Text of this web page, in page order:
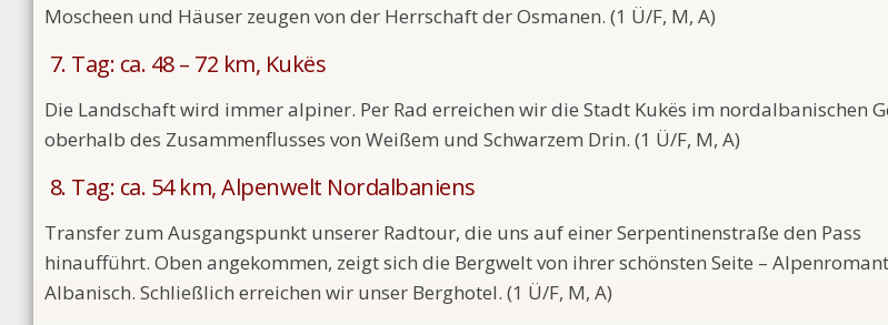
Moscheen und Häuser zeugen von der Herrschaft der Osmanen. (1 Ü/F, M, A)
7. Tag: ca. 48 – 72 km, Kukës
Die Landschaft wird immer alpiner. Per Rad erreichen wir die Stadt Kukës im nordalbanischen
oberhalb des Zusammenflusses von Weißem und Schwarzem Drin. (1 Ü/F, M, A)
8. Tag: ca. 54 km, Alpenwelt Nordalbaniens
Transfer zum Ausgangspunkt unserer Radtour, die uns auf einer Serpentinenstraße den Pass
hinaufführt. Oben angekommen, zeigt sich die Bergwelt von ihrer schönsten Seite –
Albanisch. Schließlich erreichen wir unser Berghotel. (1 Ü/F, M, A)